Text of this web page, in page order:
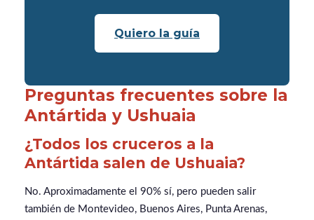
Quiero la guía
Preguntas frecuentes sobre la
Antártida y Ushuaia
¿Todos los cruceros a la
Antártida salen de Ushuaia?
No. Aproximadamente el 90% sí, pero pueden salir
también de Montevideo, Buenos Aires, Punta Arenas,